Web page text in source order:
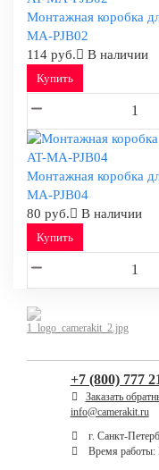
Монтажная коробка
MA-PJB02
114 руб.
В наличии
Купить
Монтажная коробка
MA-PJB04
80 руб.
В наличии
Купить
+7 (800) 777
Заказать
info@camerakit.ru
г. Санкт-
Время